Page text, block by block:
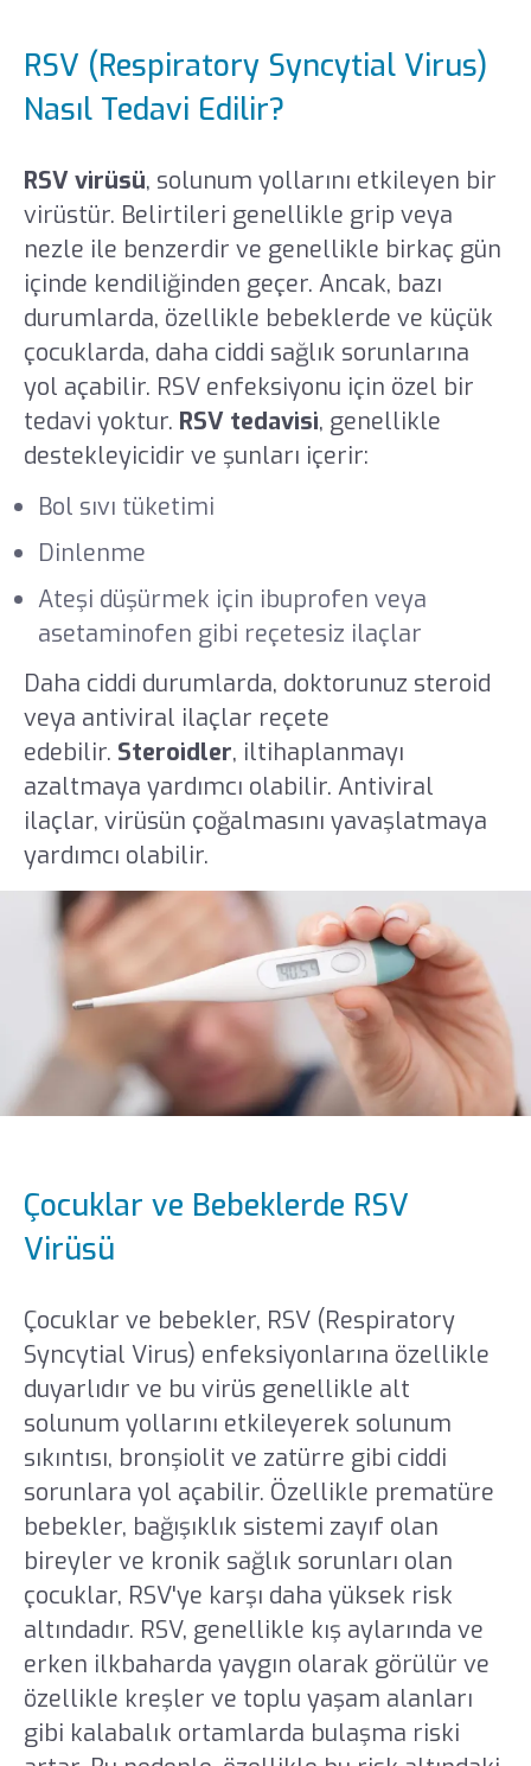
RSV (Respiratory Syncytial Virus)
Nasıl Tedavi Edilir?
RSV virüsü, solunum yollarını etkileyen bir
virüstür. Belirtileri genellikle grip veya
nezle ile benzerdir ve genellikle birkaç gün
içinde kendiliğinden geçer. Ancak, bazı
durumlarda, özellikle bebeklerde ve küçük
çocuklarda, daha ciddi sağlık sorunlarına
yol açabilir. RSV enfeksiyonu için özel bir
tedavi yoktur. RSV tedavisi, genellikle
destekleyicidir ve şunları içerir:
Bol sıvı tüketimi
Dinlenme
Ateşi düşürmek için ibuprofen veya
asetaminofen gibi reçetesiz ilaçlar
Daha ciddi durumlarda, doktorunuz steroid
veya antiviral ilaçlar reçete
edebilir. Steroidler, iltihaplanmayı
azaltmaya yardımcı olabilir. Antiviral
ilaçlar, virüsün çoğalmasını yavaşlatmaya
yardımcı olabilir.
Çocuklar ve Bebeklerde RSV
Virüsü
Çocuklar ve bebekler, RSV (Respiratory
Syncytial Virus) enfeksiyonlarına özellikle
duyarlıdır ve bu virüs genellikle alt
solunum yollarını etkileyerek solunum
sıkıntısı, bronşiolit ve zatürre gibi ciddi
sorunlara yol açabilir. Özellikle prematüre
bebekler, bağışıklık sistemi zayıf olan
bireyler ve kronik sağlık sorunları olan
çocuklar, RSV'ye karşı daha yüksek risk
altındadır. RSV, genellikle kış aylarında ve
erken ilkbaharda yaygın olarak görülür ve
özellikle kreşler ve toplu yaşam alanları
gibi kalabalık ortamlarda bulaşma riski